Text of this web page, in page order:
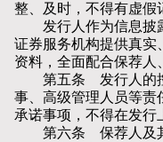
整、及时，不得有虚假
发行人作为信息披露
证券服务机构提供真实
资料，全面配合保荐人
第五条 发行人的控
事、高级管理人员等责
承诺事项，不得在发行
第六条 保荐人及其